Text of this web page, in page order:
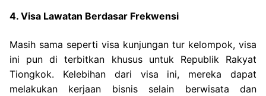
4. Visa Lawatan Berdasar Frekwensi
Masih sama seperti visa kunjungan tur kelompok, visa
ini pun di terbitkan khusus untuk Republik Rakyat
Tiongkok. Kelebihan dari visa ini, mereka dapat
melakukan kerjaan bisnis selain berwisata dan